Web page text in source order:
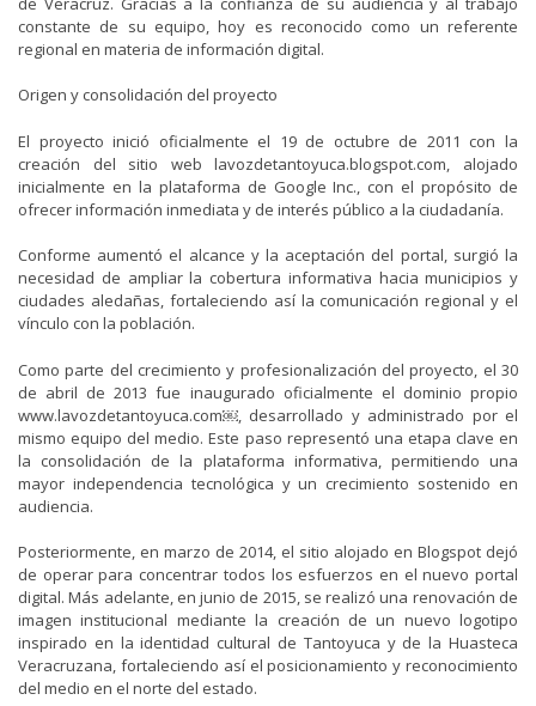
constante de su equipo, hoy es reconocido como un referente
regional en materia de información digital.
Origen y consolidación del proyecto
El proyecto inició oficialmente el 19 de octubre de 2011 con la
creación del sitio web lavozdetantoyuca.blogspot.com, alojado
inicialmente en la plataforma de Google Inc., con el propósito de
ofrecer información inmediata y de interés público a la ciudadanía.
Conforme aumentó el alcance y la aceptación del portal, surgió la
necesidad de ampliar la cobertura informativa hacia municipios y
ciudades aledañas, fortaleciendo así la comunicación regional y el
vínculo con la población.
Como parte del crecimiento y profesionalización del proyecto, el 30
de abril de 2013 fue inaugurado oficialmente el dominio propio
www.lavozdetantoyuca.com￼, desarrollado y administrado por el
mismo equipo del medio. Este paso representó una etapa clave en
la consolidación de la plataforma informativa, permitiendo una
mayor independencia tecnológica y un crecimiento sostenido en
audiencia.
Posteriormente, en marzo de 2014, el sitio alojado en Blogspot dejó
de operar para concentrar todos los esfuerzos en el nuevo portal
digital. Más adelante, en junio de 2015, se realizó una renovación de
imagen institucional mediante la creación de un nuevo logotipo
inspirado en la identidad cultural de Tantoyuca y de la Huasteca
Veracruzana, fortaleciendo así el posicionamiento y reconocimiento
del medio en el norte del estado.